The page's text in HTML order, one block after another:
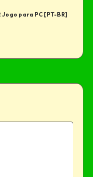
para PC [PT-BR]